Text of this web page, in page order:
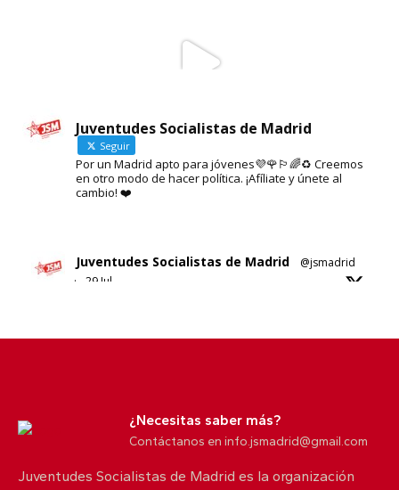
Juventudes Socialistas de Madrid
Seguir
Por un Madrid apto para jóvenes💜🌹🏳️‍🌈♻️ Creemos
en otro modo de hacer política. ¡Afíliate y únete al
cambio! ❤️
Juventudes Socialistas de Madrid
@jsmadrid
·
29 Jul
No sabemos si es esta su solución al problema de
Juventudes Socialistas de Madrid
@jsmadrid
¿Necesitas saber más?
Contáctanos en info.jsmadrid@gmail.com
Juventudes Socialistas de Madrid es la organización